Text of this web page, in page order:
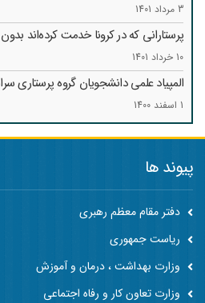
3 مرداد 1401
پرستارانی که در کرونا خدمت کرد‌ه‌اند
10 خرداد 1401
المپیاد علمی دانشجویان گروه پرستاری
1 اسفند 1400
پیوند ها
دفتر مقام معظم رهبری
ریاست جمهوری
وزارت بهداشت ، درمان و آموزش
وزارت تعاون کار و رفاه اجتماعی